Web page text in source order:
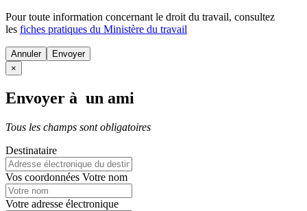
Pour toute information concernant le droit du travail, consultez
les fiches pratiques du Ministère du travail
Annuler
×
Envoyer à un ami
Tous les champs sont obligatoires
Destinataire
Vos coordonnées Votre nom
Votre adresse électronique